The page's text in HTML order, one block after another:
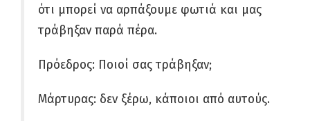
ότι μπορεί να αρπάξουμε φωτιά και μας
τράβηξαν παρά πέρα.
Πρόεδρος: Ποιοί σας τράβηξαν;
Μάρτυρας: δεν ξέρω, κάποιοι από αυτούς.